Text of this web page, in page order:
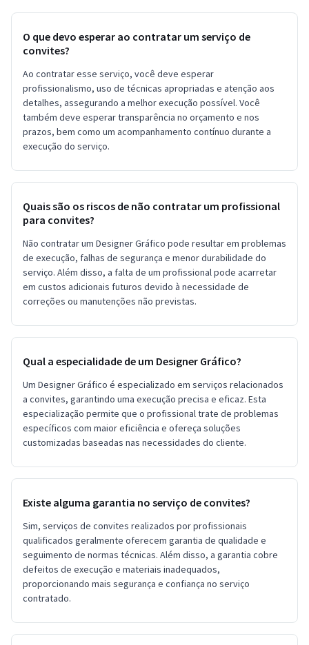
O que devo esperar ao contratar um serviço de
convites?
Ao contratar esse serviço, você deve esperar
profissionalismo, uso de técnicas apropriadas e atenção aos
detalhes, assegurando a melhor execução possível. Você
também deve esperar transparência no orçamento e nos
prazos, bem como um acompanhamento contínuo durante a
execução do serviço.
Quais são os riscos de não contratar um profissional
para convites?
Não contratar um Designer Gráfico pode resultar em problemas
de execução, falhas de segurança e menor durabilidade do
serviço. Além disso, a falta de um profissional pode acarretar
em custos adicionais futuros devido à necessidade de
correções ou manutenções não previstas.
Qual a especialidade de um Designer Gráfico?
Um Designer Gráfico é especializado em serviços relacionados
a convites, garantindo uma execução precisa e eficaz. Esta
especialização permite que o profissional trate de problemas
específicos com maior eficiência e ofereça soluções
customizadas baseadas nas necessidades do cliente.
Existe alguma garantia no serviço de convites?
Sim, serviços de convites realizados por profissionais
qualificados geralmente oferecem garantia de qualidade e
seguimento de normas técnicas. Além disso, a garantia cobre
defeitos de execução e materiais inadequados,
proporcionando mais segurança e confiança no serviço
contratado.